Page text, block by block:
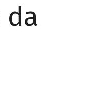
da